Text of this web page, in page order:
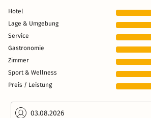
Hotel
Lage & Umgebung
Service
Gastronomie
Zimmer
Sport & Wellness
Preis / Leistung
03.08.2026